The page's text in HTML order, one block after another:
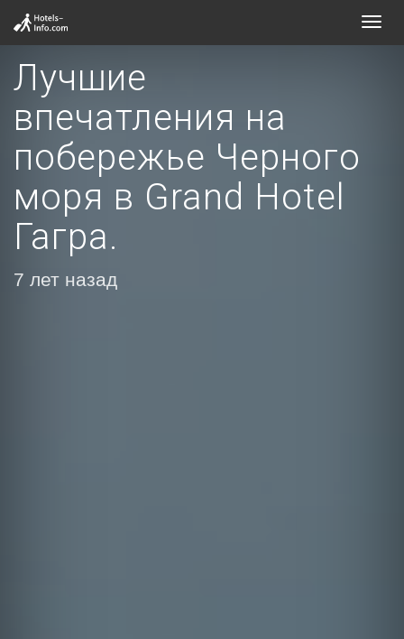
Лучшие
впечатления на
побережье Черного
моря в Grand Hotel
Гагра.
7 лет назад